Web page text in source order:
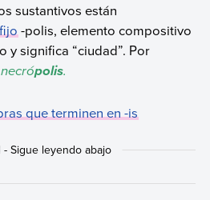
sustantivos están
-polis, elemento compositivo
y significa “ciudad”. Por
polis.
que terminen en -is